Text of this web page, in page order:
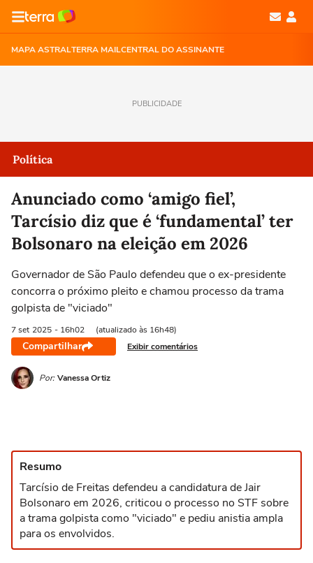
MAPA ASTRALTERRA MAILCENTRAL DO ASSINANTE
PUBLICIDADE
Política
Anunciado como ‘amigo fiel’,
Tarcísio diz que é ‘fundamental’ ter
Bolsonaro na eleição em 2026
Governador de São Paulo defendeu que o ex-presidente
concorra o próximo pleito e chamou processo da trama
golpista de "viciado"
7 set 2025 - 16h02 (atualizado às 16h48)
Compartilhar Exibir comentários
Por: Vanessa Ortiz
Resumo
Tarcísio de Freitas defendeu a candidatura de Jair
Bolsonaro em 2026, criticou o processo no STF sobre
a trama golpista como "viciado" e pediu anistia ampla
para os envolvidos.